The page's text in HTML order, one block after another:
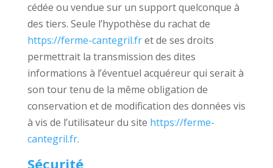
cédée ou vendue sur un support quelconque à
des tiers. Seule l’hypothèse du rachat de
https://ferme-cantegril.fret de ses droits
permettrait la transmission des dites
informations à l’éventuel acquéreur qui serait à
son tour tenu de la même obligation de
conservation et de modification des données vis
à vis de l’utilisateur du site https://ferme-
cantegril.fr.
Sécurité